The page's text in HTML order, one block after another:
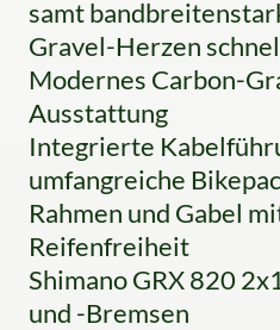
samt
Gravel-Herzen
Modernes Carbon-
Ausstattung
Integrierte
umfangreiche
Rahmen und Gabel
Reifenfreiheit
Shimano GRX 820
und -Bremsen